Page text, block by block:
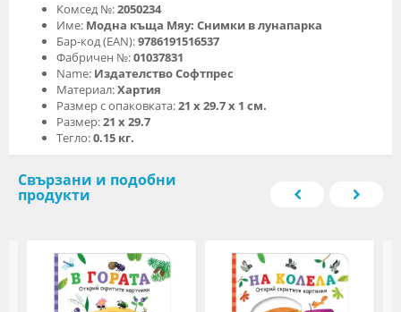
Комсед №:2050234
Име: Модна къща Мяу: Снимки в лунапарка
Бар-код (EAN):9786191516537
Фабричен №:01037831
Name: Издателство Софтпрес
Материал:Хартия
Размер с опаковката:21 x 29.7 х 1 см.
Размер:21 x 29.7
Тегло:0.15 кг.
Свързани и подобни
продукти